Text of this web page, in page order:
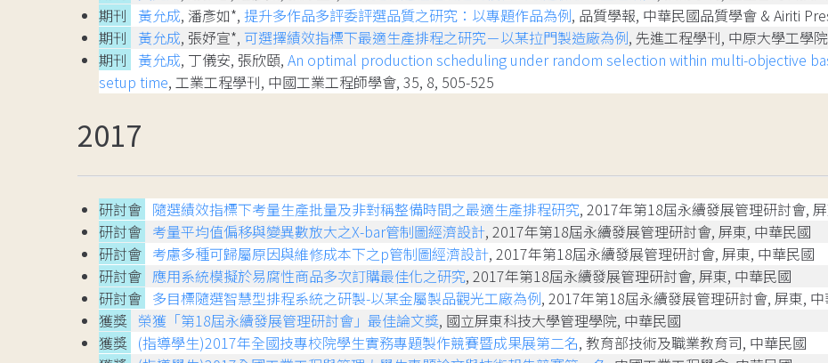
期刊
黃允成, 潘彥如*, 提升多作品多評委評選品質之研究：以專題作品為例, 品質學報, 中華民國品質學會 & Airiti
期刊
黃允成, 張妤宣*, 可選擇績效指標下最適生產排程之研究－以某拉門製造廠為例, 先進工程學刊, 中原大學工學
期刊
黃允成, 丁儀安, 張欣頤, An optimal production scheduling under random selection within multi-objective
setup time, 工業工程學刊, 中國工業工程師學會, 35, 8, 505-525
2017
研討會 隨選績效指標下考量生產批量及非對稱整備時間之最適生產排程研究, 2017年第18屆永續發展管理研討會,
研討會 考量平均值偏移與變異數放大之X-bar管制圖經濟設計, 2017年第18屆永續發展管理研討會, 屏東, 中華民國
研討會 考慮多種可歸屬原因與維修成本下之p管制圖經濟設計, 2017年第18屆永續發展管理研討會, 屏東, 中華民國
研討會 應用系統模擬於易腐性商品多次訂購最佳化之研究, 2017年第18屆永續發展管理研討會, 屏東, 中華民國
研討會 多目標隨選智慧型排程系統之研製-以某金屬製品觀光工廠為例, 2017年第18屆永續發展管理研討會, 屏東,
獲獎 榮獲「第18屆永續發展管理研討會」最佳論文獎, 國立屏東科技大學管理學院, 中華民國
獲獎 (指導學生)2017年全國技專校院學生實務專題製作競賽暨成果展第二名, 教育部技術及職業教育司, 中華民國